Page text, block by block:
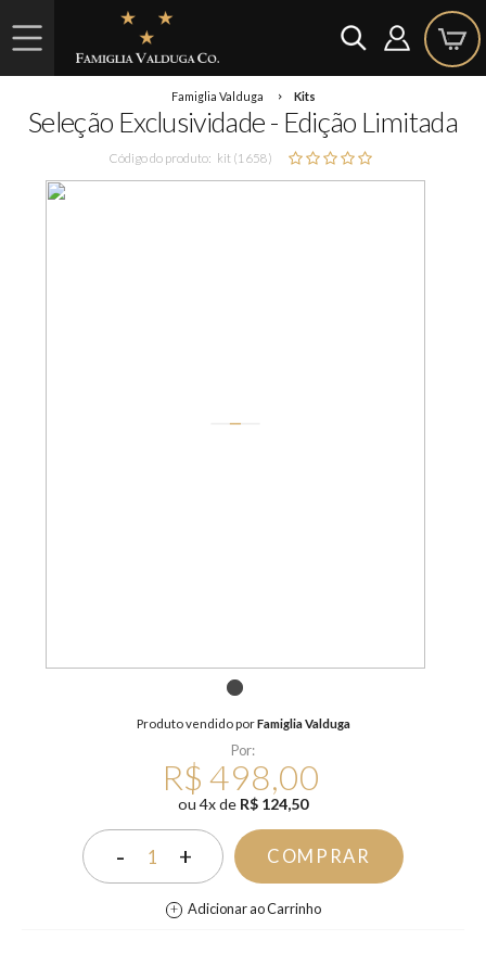
Famiglia Valduga Kits
Seleção Exclusividade - Edição Limitada
Código do produto: kit (1658)
1
Produto vendido porFamiglia Valduga
Por:
R$ 498,00
ou4xde R$ 124,50
- 1 + COMPRAR
Adicionar ao Carrinho